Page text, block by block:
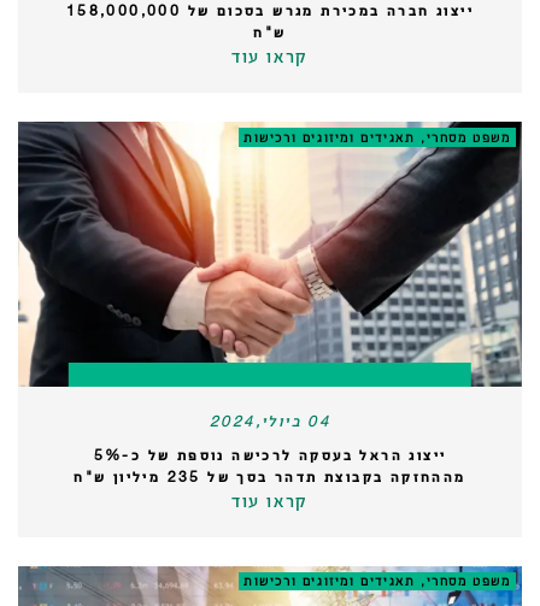
ייצוג חברה במכירת מגרש בסכום של 158,000,000
ש"ח
קראו עוד
משפט מסחרי, תאגידים ומיזוגים ורכישות
04 ביולי,2024
ייצוג הראל בעסקה לרכישה נוספת של כ-5%
מההחזקה בקבוצת תדהר בסך של 235 מיליון ש"ח
קראו עוד
משפט מסחרי, תאגידים ומיזוגים ורכישות